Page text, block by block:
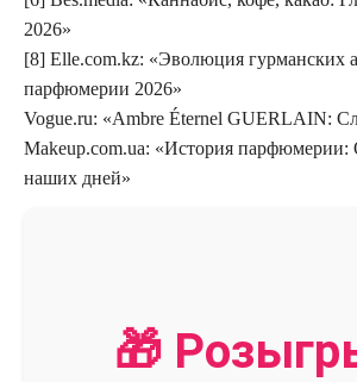
2026»
[8] Elle.com.kz: «Эволюция гурманских
парфюмерии 2026»
Vogue.ru: «Ambre Éternel GUERLAIN:
Makeup.com.ua: «История
наших дней»
🎁